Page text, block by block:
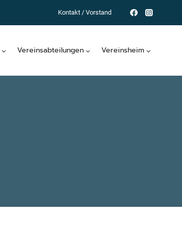
Kontakt / Vorstand
Vereinsabteilungen Vereinsheim